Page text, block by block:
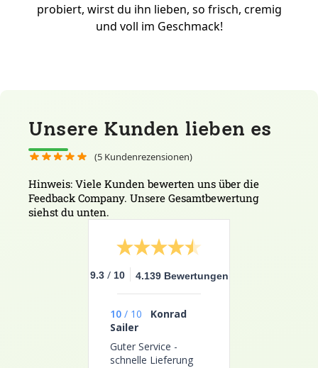
probiert, wirst du ihn lieben, so frisch, cremig
und voll im Geschmack!
Unsere Kunden lieben es
(5 Kundenrezensionen)
Hinweis: Viele Kunden bewerten uns über die
Feedback Company. Unsere Gesamtbewertung
siehst du unten.
9.3 / 10 4.139 Bewertungen
10 / 10
Konrad
Sailer
Guter Service -
schnelle Lieferung